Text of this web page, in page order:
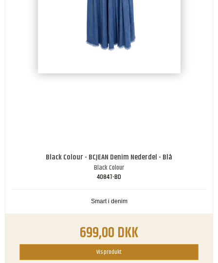
Black Colour - BCJEAN Denim Nederdel - Blå
Black Colour
40847-BD
Smart i denim
699,00 DKK
Vis produkt